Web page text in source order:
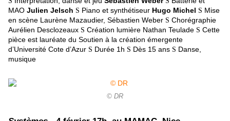
MAO Julien Jelsch S Piano et synthétiseur Hugo Michel S Mise
en scène Laurène Mazaudier, Sébastien Weber S Chorégraphie
Aurélien Desclozeaux S Création lumière Nathan Teulade S Cette
pièce est lauréate du Soutien à la création émergente
d’Université Cote d’Azur S Durée 1h S Dès 15 ans S Danse,
musique
© DR